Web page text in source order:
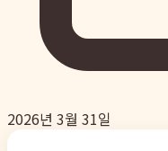
2026년 3월 31일